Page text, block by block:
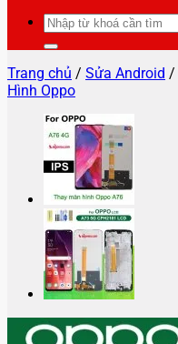
Tìm
kiếm:
Trang chủ / Sửa Android /
Hình Oppo